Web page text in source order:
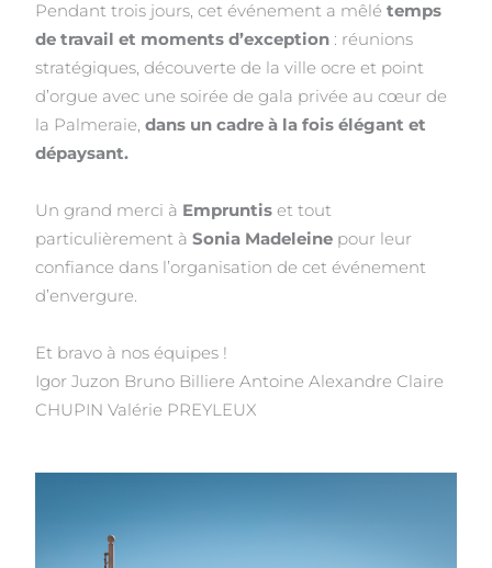
Pendant trois jours, cet événement a mêlétemps
de travail et moments d’exception : réunions
stratégiques, découverte de la ville ocre et point
d’orgue avec une soirée de gala privée au cœur de
la Palmeraie,dans un cadre à la fois élégant et
dépaysant.
Un grand merci à Empruntis et tout
particulièrement àSonia Madeleine pour leur
confiance dans l’organisation de cet événement
d’envergure.
Et bravo à nos équipes !
Igor Juzon Bruno Billiere Antoine Alexandre Claire
CHUPIN Valérie PREYLEUX